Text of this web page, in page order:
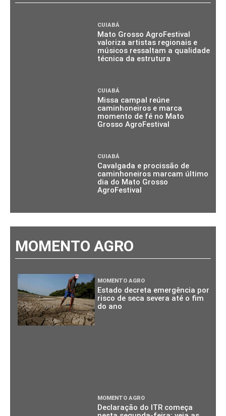
CUIABÁ
Mato Grosso AgroFestival
valoriza artistas regionais e
músicos ressaltam a qualidade
técnica da estrutura
CUIABÁ
Missa campal reúne
caminhoneiros e marca
momento de fé no Mato
Grosso AgroFestival
CUIABÁ
Cavalgada e procissão de
caminhoneiros marcam último
dia do Mato Grosso
AgroFestival
MOMENTO AGRO
MOMENTO AGRO
Estado decreta emergência por
risco de seca severa até o fim
do ano
MOMENTO AGRO
Declaração do ITR começa